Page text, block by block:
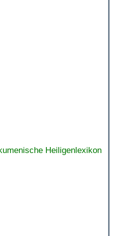
Heiligenlexikon